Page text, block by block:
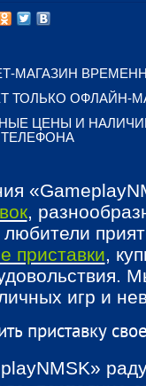
МАГАЗИН
ТОЛЬКО ОФЛАЙН-
ЦЕНЫ И
,
любители
приставки,
игр и
приставку